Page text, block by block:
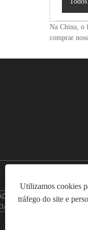
Na China, o
comprar
TRANSFORMADOR DE
POTÊNCIA
Utilizamos cookies
tráfego do site e